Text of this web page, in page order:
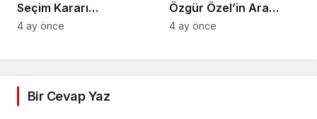
Seçim Kararı
Yürütmenin Değil
4 ay önce
Özgür Özel’in Ara
Seçim Çağrısına Ret
4 ay önce
Bir Cevap Yaz